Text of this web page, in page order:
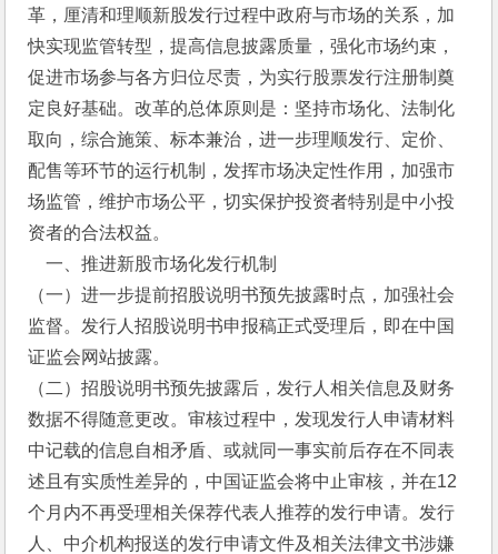
革，厘清和理顺新股发行过程中政府与市场的关系，加
快实现监管转型，提高信息披露质量，强化市场约束，
促进市场参与各方归位尽责，为实行股票发行注册制奠
定良好基础。改革的总体原则是：坚持市场化、法制化
取向，综合施策、标本兼治，进一步理顺发行、定价、
配售等环节的运行机制，发挥市场决定性作用，加强市
场监管，维护市场公平，切实保护投资者特别是中小投
资者的合法权益。
一、推进新股市场化发行机制
（一）进一步提前招股说明书预先披露时点，加强社会
监督。发行人招股说明书申报稿正式受理后，即在中国
证监会网站披露。
（二）招股说明书预先披露后，发行人相关信息及财务
数据不得随意更改。审核过程中，发现发行人申请材料
中记载的信息自相矛盾、或就同一事实前后存在不同表
述且有实质性差异的，中国证监会将中止审核，并在12
个月内不再受理相关保荐代表人推荐的发行申请。发行
人、中介机构报送的发行申请文件及相关法律文书涉嫌